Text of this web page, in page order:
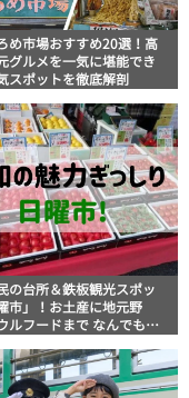
め市場おすすめ20選！高
グルメを一気に堪能でき
スポットを徹底解剖
の台所＆鉄板観光スポッ
市」！お土産に地元野
ルフードまで なんでもそ